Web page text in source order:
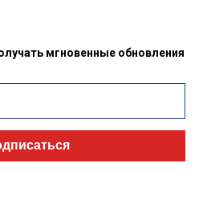
мгновенные обновления